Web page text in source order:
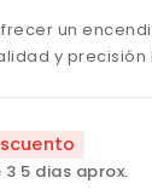
un
y precisión
5 dias aprox.